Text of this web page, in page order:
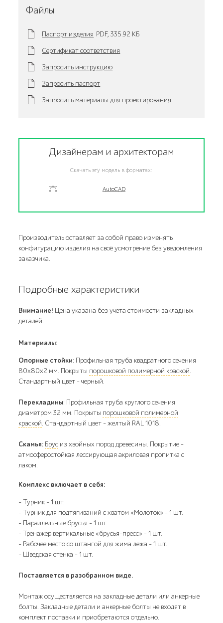
Файлы
Паспорт изделия PDF, 335.92 KБ
Сертификат соответствия
Запросить инструкцию
Запросить паспорт
Запросить материалы для проектирования
Дизайнерам и архитекторам
Скачать эту модель в форматах:
AutoCAD
Производитель оставляет за собой право изменять
конфигурацию изделия на своё усмотрение без уведомления
заказчика.
Подробные характеристики
Внимание! Цена указана без учета стоимости закладных
деталей.
Материалы:
Опорные стойки: Профильная труба квадратного сечения
80х80х2 мм. Покрыты порошковой полимерной краской.
Стандартный цвет – черный.
Перекладины: Профильная труба круглого сечения
диаметром 32 мм. Покрыты порошковой полимерной
краской. Стандартный цвет – желтый RAL 1018.
Скамья: Брус из хвойных пород древесины. Покрытие –
атмосферостойкая лессирующая акриловая пропитка с
лаком.
Комплекс включает в себя:
- Турник - 1 шт.
- Турник для подтягиваний с хватом «Молоток» - 1 шт.
- Параллельные брусья - 1 шт.
- Тренажер вертикальные «брусья-пресс» - 1 шт.
- Рабочее место со штангой для жима лежа - 1 шт.
- Шведская стенка - 1 шт.
Поставляется в разобранном виде.
Монтаж осуществляется на закладные детали или анкерные
болты. Закладные детали и анкерные болты не входят в
комплект поставки и приобретаются отдельно.